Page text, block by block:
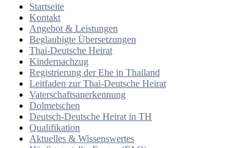
Startseite
Kontakt
Angebot & Leistungen
Beglaubigte Übersetzungen
Thai-Deutsche Heirat
Kindernachzug
Registrierung der Ehe in Thailand
Leitfaden zur Thai-Deutsche Heirat
Vaterschaftsanerkennung
Dolmetschen
Deutsch-Deutsche Heirat in TH
Qualifikation
Aktuelles & Wissenswertes